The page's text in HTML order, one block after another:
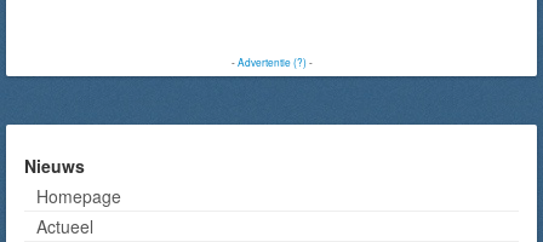
-Advertentie (?)-
Nieuws
Homepage
Actueel